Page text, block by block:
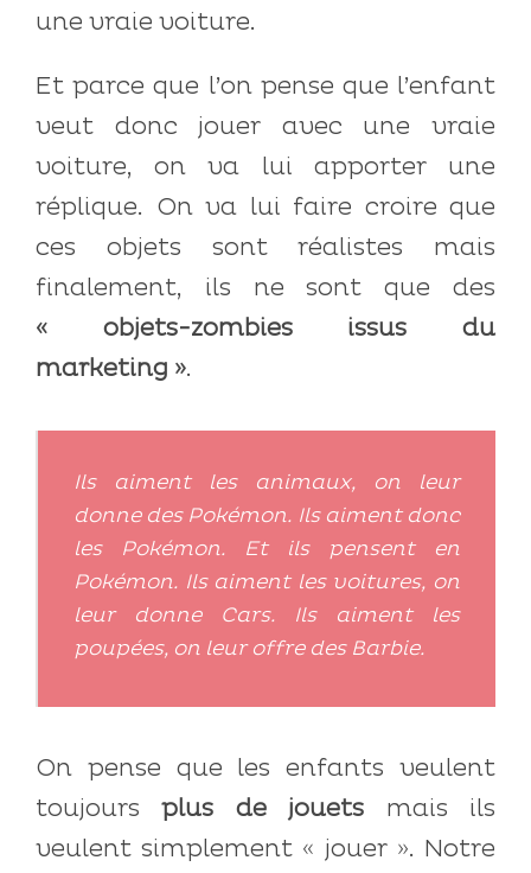
une vraie voiture.
Et parce que l’on pense que l’enfant
veut donc jouer avec une vraie
voiture, on va lui apporter une
réplique. On va lui faire croire que
ces objets sont réalistes mais
finalement, ils ne sont que des
« objets-zombies issus du
marketing ».
Ils aiment les animaux, on leur
donne des Pokémon. Ils aiment donc
les Pokémon. Et ils pensent en
Pokémon. Ils aiment les voitures, on
leur donne Cars. Ils aiment les
poupées, on leur offre des Barbie.
On pense que les enfants veulent
toujoursplus de jouets mais ils
veulent simplement « jouer ». Notre